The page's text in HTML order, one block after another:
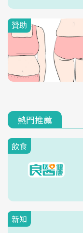
熱門推薦
飲食
新知